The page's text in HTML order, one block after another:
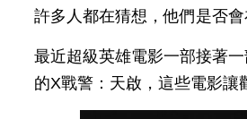
許多人都在猜想，他們是否
最近超級英雄電影一部接著
的X戰警：天啟，這些電影讓